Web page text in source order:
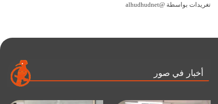
تغريدات بواسطة @alhudhudnet
أخبار في صور